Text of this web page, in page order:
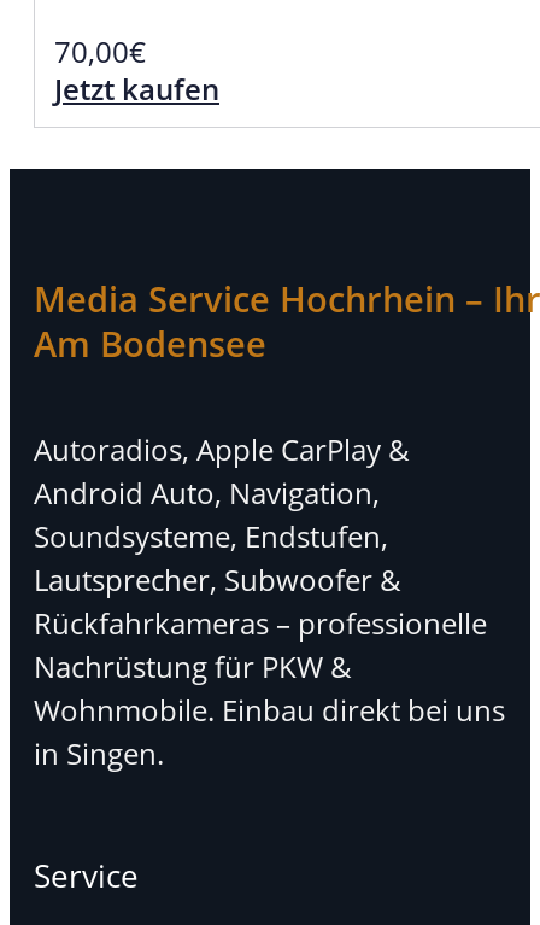
70,00€
Jetzt kaufen
Media Service Hochrhein –
Am Bodensee
Autoradios, Apple CarPlay &
Android Auto, Navigation,
Soundsysteme, Endstufen,
Lautsprecher, Subwoofer &
Rückfahrkameras – professionelle
Nachrüstung für PKW &
Wohnmobile. Einbau direkt bei uns
in Singen.
Service